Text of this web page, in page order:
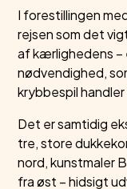
I forestillingen
rejsen som det
af kærlighedens –
nødvendighed,
krybbespil handler
Det er samtidig
tre, store
nord, kunstmaler
fra øst – hidsigt